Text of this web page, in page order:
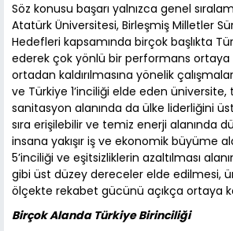
Söz konusu başarı yalnızca genel
Atatürk Üniversitesi, Birleşmiş Milletler
Hedefleri kapsamında birçok başlıkta
ederek çok yönlü bir performans ortaya
ortadan kaldırılmasına yönelik
ve Türkiye 1’inciliği elde eden
sanitasyon alanında da ülke liderliğini
sıra erişilebilir ve temiz enerji alanında
insana yakışır iş ve ekonomik büyüme
5’inciliği ve eşitsizliklerin azaltılması
gibi üst düzey dereceler elde edilmesi,
ölçekte rekabet gücünü açıkça ortaya
Birçok Alanda Türkiye Birinciliği